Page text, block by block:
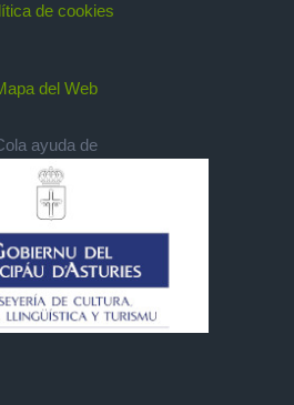
de cookies
del Web
ayuda de